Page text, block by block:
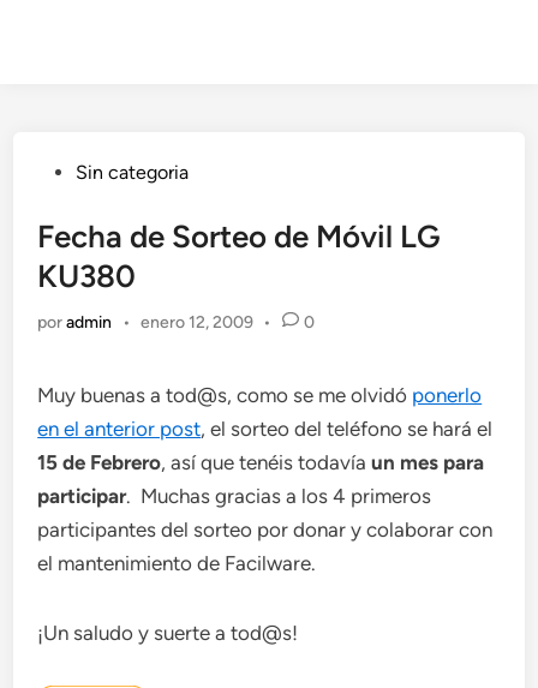
Publicado
Sin categoria
Fecha de Sorteo de Móvil LG
KU380
poradmin • enero 12, 2009 • 0
Muy buenas a tod@s, como se me olvidó ponerlo
en el anterior post, el sorteo del teléfono se hará el
15 de Febrero, así que tenéis todavíaun mes para
participar. Muchas gracias a los 4 primeros
participantes del sorteo por donar y colaborar con
el mantenimiento de Facilware.
¡Un saludo y suerte a tod@s!